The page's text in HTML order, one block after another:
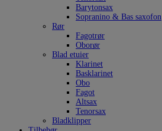
Barytonsax
Sopranino & Bas saxofon
Rør
Fagotrør
Oborør
Blad etuier
Klarinet
Basklarinet
Obo
Fagot
Altsax
Tenorsax
Bladklipper